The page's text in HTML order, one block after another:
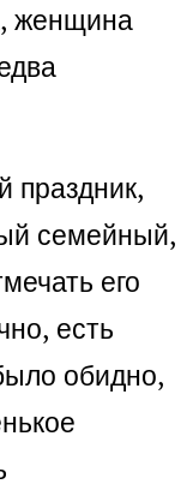
женщина
праздник,
семейный,
его
есть
обидно,